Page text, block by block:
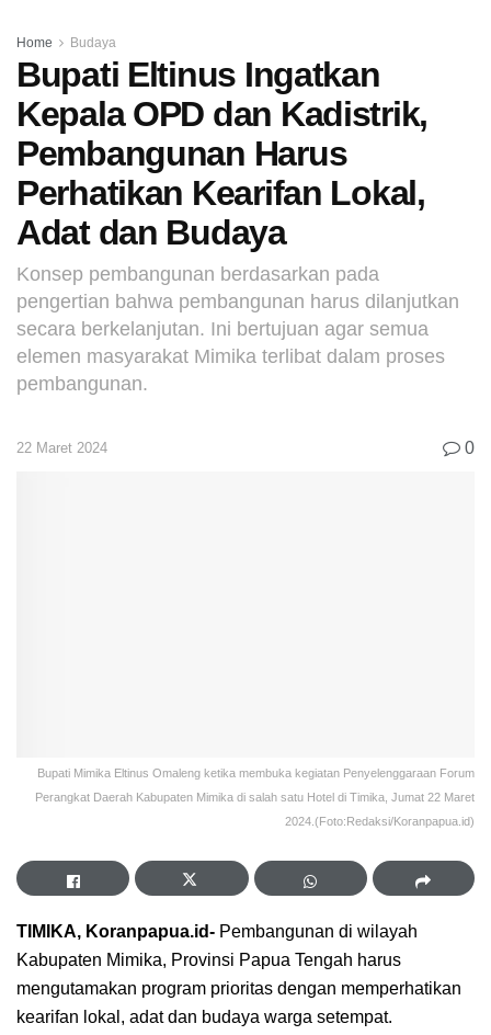
Home Budaya
Bupati Eltinus Ingatkan
Kepala OPD dan Kadistrik,
Pembangunan Harus
Perhatikan Kearifan Lokal,
Adat dan Budaya
Konsep pembangunan berdasarkan pada
pengertian bahwa pembangunan harus dilanjutkan
secara berkelanjutan. Ini bertujuan agar semua
elemen masyarakat Mimika terlibat dalam proses
pembangunan.
22 Maret 2024 0
Bupati Mimika Eltinus Omaleng ketika membuka kegiatan Penyelenggaraan Forum
Perangkat Daerah Kabupaten Mimika di salah satu Hotel di Timika, Jumat 22 Maret
2024.(Foto:Redaksi/Koranpapua.id)
TIMIKA, Koranpapua.id- Pembangunan di wilayah
Kabupaten Mimika, Provinsi Papua Tengah harus
mengutamakan program prioritas dengan memperhatikan
kearifan lokal, adat dan budaya warga setempat.